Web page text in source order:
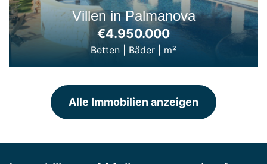
Villen in Palmanova
€4.950.000
Betten Bäder m²
Alle Immobilien anzeigen